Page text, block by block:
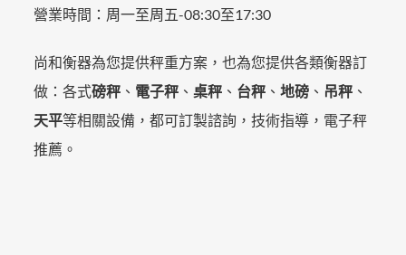
營業時間： 周一至周五-08:30至17:30
尚和衡器為您提供秤重方案，也為您提供各類衡器訂
做：各式磅秤 、 電子秤 、桌秤 、 台秤 、地磅 、 吊秤 、
天平等相關設備，都可訂製諮詢，技術指導，電子秤
推薦。